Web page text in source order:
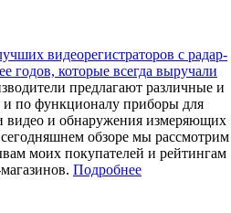
видеорегистраторов с радар-
годов, которые всегда выручали
предлагают различные и
и по функционалу приборы для
видео и обнаружения измеряющих
обзоре мы рассмотрим
моих покупателей и рейтингам
Подробнее